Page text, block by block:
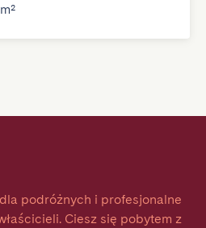
podróżnych i profesjonalne
Ciesz się pobytem z